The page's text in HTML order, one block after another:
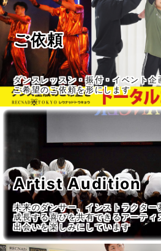
ご依頼
ダンスレッスン・振付・イベント企
ご希望のご依頼を形にします
Artist Audition
未来のダンサー、インストラクター
成長する喜びを共有できるアーティ
出会いを楽しみにしています